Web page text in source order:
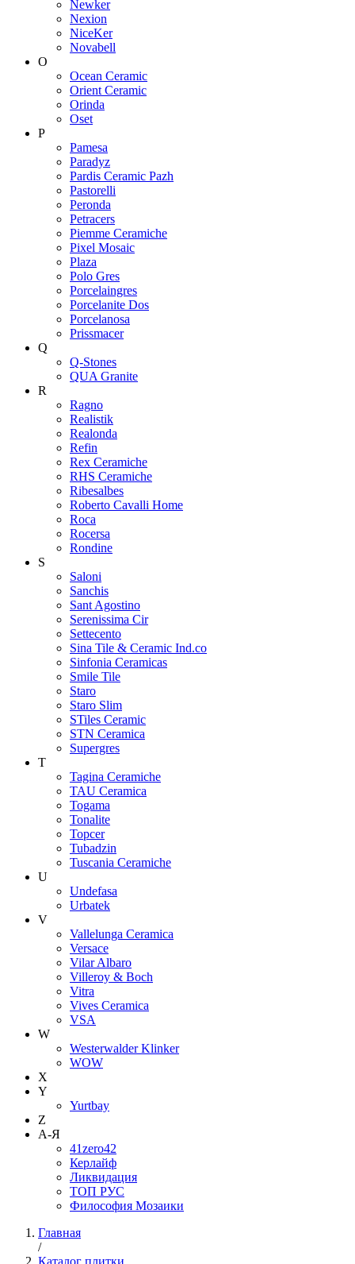
Newker
Nexion
NiceKer
Novabell
O
Ocean Ceramic
Orient Ceramic
Orinda
Oset
P
Pamesa
Paradyz
Pardis Ceramic Pazh
Pastorelli
Peronda
Petracers
Piemme Ceramiche
Pixel Mosaic
Plaza
Polo Gres
Porcelaingres
Porcelanite Dos
Porcelanosa
Prissmacer
Q
Q-Stones
QUA Granite
R
Ragno
Realistik
Realonda
Refin
Rex Ceramiche
RHS Ceramiche
Ribesalbes
Roberto Cavalli Home
Roca
Rocersa
Rondine
S
Saloni
Sanchis
Sant Agostino
Serenissima Cir
Settecento
Sina Tile & Ceramic Ind.co
Sinfonia Ceramicas
Smile Tile
Staro
Staro Slim
STiles Ceramic
STN Ceramica
Supergres
T
Tagina Ceramiche
TAU Ceramica
Togama
Tonalite
Topcer
Tubadzin
Tuscania Ceramiche
U
Undefasa
Urbatek
V
Vallelunga Ceramica
Versace
Vilar Albaro
Villeroy & Boch
Vitra
Vives Ceramica
VSA
W
Westerwalder Klinker
WOW
X
Y
Yurtbay
Z
А-Я
41zero42
Керлайф
Ликвидация
ТОП РУС
Философия Мозаики
Главная
/
Каталог плитки